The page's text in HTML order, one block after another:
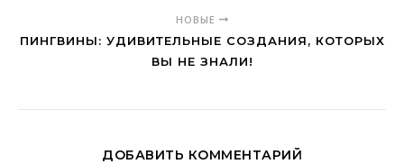
НОВЫЕ
ПИНГВИНЫ: УДИВИТЕЛЬНЫЕ СОЗДАНИЯ, КОТОРЫХ
ВЫ НЕ ЗНАЛИ!
ДОБАВИТЬ КОММЕНТАРИЙ